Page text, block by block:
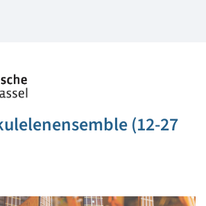
(12-27